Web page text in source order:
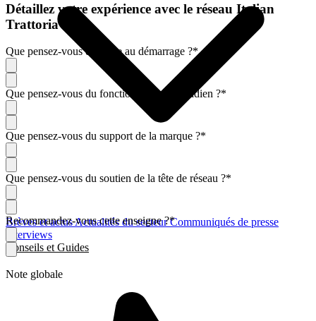
Brèves et actusActualités du secteurCommuniqués de presse
Interviews
Conseils et Guides
Détaillez votre expérience avec le réseau Italian
Trattoria
Que pensez-vous de l'aide au démarrage ?*
Que pensez-vous du fonctionnement quotidien ?*
Que pensez-vous du support de la marque ?*
Que pensez-vous du soutien de la tête de réseau ?*
Recommandez-vous cette enseigne ?*
Note globale